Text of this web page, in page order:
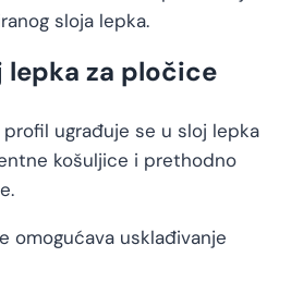
sloja lepka.
lepka za pločice
ugrađuje se u sloj lepka
košuljice i prethodno
omogućava usklađivanje